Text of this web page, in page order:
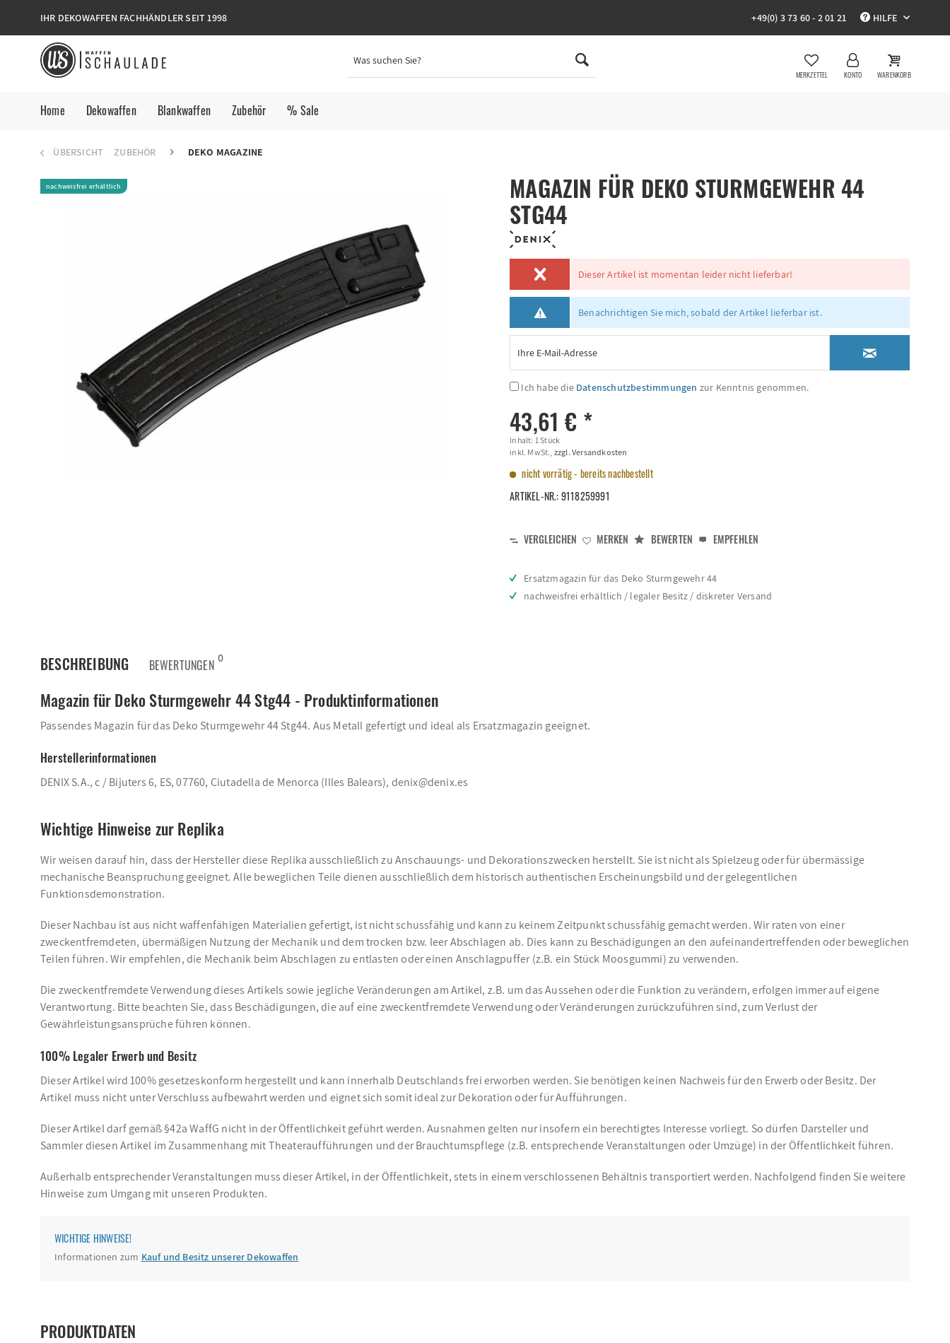
IHR DEKOWAFFEN FACHHÄNDLER SEIT 1998 +49(0) 3 73 60 - 2 01 21 HILFE
MERKZETTEL KONTO WARENKORB
Home Dekowaffen Blankwaffen Zubehör % Sale
ÜBERSICHT ZUBEHÖR DEKO MAGAZINE
MAGAZIN FÜR DEKO STURMGEWEHR 44
STG44
nachweisfrei erhältlich
Dieser Artikel ist momentan leider nicht lieferbar!
Benachrichtigen Sie mich, sobald der Artikel lieferbar ist.
Ich habe die Datenschutzbestimmungen zur Kenntnis genommen.
43,61 € *
Inhalt: 1 Stück
inkl. MwSt., zzgl. Versandkosten
nicht vorrätig - bereits nachbestellt
ARTIKEL-NR.:9118259991
VERGLEICHEN MERKEN BEWERTEN EMPFEHLEN
Ersatzmagazin für das Deko Sturmgewehr 44
nachweisfrei erhältlich / legaler Besitz / diskreter Versand
BESCHREIBUNG BEWERTUNGEN 0
Magazin für Deko Sturmgewehr 44 Stg44 - Produktinformationen
Passendes Magazin für das Deko Sturmgewehr 44 Stg44. Aus Metall gefertigt und ideal als Ersatzmagazin geeignet.
Herstellerinformationen
DENIX S.A., c / Bijuters 6, ES, 07760, Ciutadella de Menorca (Illes Balears), denix@denix.es
Wichtige Hinweise zur Replika
Wir weisen darauf hin, dass der Hersteller diese Replika ausschließlich zu Anschauungs- und Dekorationszwecken herstellt. Sie ist nicht als Spielzeug oder für übermässige
mechanische Beanspruchung geeignet. Alle beweglichen Teile dienen ausschließlich dem historisch authentischen Erscheinungsbild und der gelegentlichen
Funktionsdemonstration.
Dieser Nachbau ist aus nicht waffenfähigen Materialien gefertigt, ist nicht schussfähig und kann zu keinem Zeitpunkt schussfähig gemacht werden. Wir raten von einer
zweckentfremdeten, übermäßigen Nutzung der Mechanik und dem trocken bzw. leer Abschlagen ab. Dies kann zu Beschädigungen an den aufeinandertreffenden oder beweglichen
Teilen führen. Wir empfehlen, die Mechanik beim Abschlagen zu entlasten oder einen Anschlagpuffer (z.B. ein Stück Moosgummi) zu verwenden.
Die zweckentfremdete Verwendung dieses Artikels sowie jegliche Veränderungen am Artikel, z.B. um das Aussehen oder die Funktion zu verändern, erfolgen immer auf eigene
Verantwortung. Bitte beachten Sie, dass Beschädigungen, die auf eine zweckentfremdete Verwendung oder Veränderungen zurückzuführen sind, zum Verlust der
Gewährleistungsansprüche führen können.
100% Legaler Erwerb und Besitz
Dieser Artikel wird 100% gesetzeskonform hergestellt und kann innerhalb Deutschlands frei erworben werden. Sie benötigen keinen Nachweis für den Erwerb oder Besitz. Der
Artikel muss nicht unter Verschluss aufbewahrt werden und eignet sich somit ideal zur Dekoration oder für Aufführungen.
Dieser Artikel darf gemäß §42a WaffG nicht in der Öffentlichkeit geführt werden. Ausnahmen gelten nur insofern ein berechtigtes Interesse vorliegt. So dürfen Darsteller und
Sammler diesen Artikel im Zusammenhang mit Theateraufführungen und der Brauchtumspflege (z.B. entsprechende Veranstaltungen oder Umzüge) in der Öffentlichkeit führen.
Außerhalb entsprechender Veranstaltungen muss dieser Artikel, in der Öffentlichkeit, stets in einem verschlossenen Behältnis transportiert werden. Nachfolgend finden Sie weitere
Hinweise zum Umgang mit unseren Produkten.
WICHTIGE HINWEISE!
Informationen zum Kauf und Besitz unserer Dekowaffen
PRODUKTDATEN